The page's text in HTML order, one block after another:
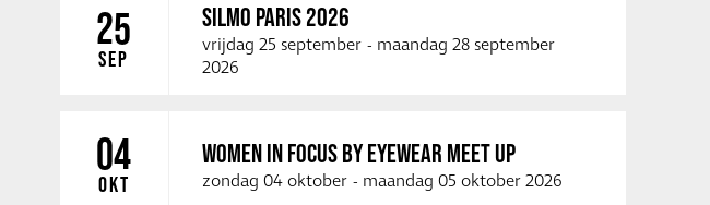
25
SEP
SILMO PARIS 2026
vrijdag 25 september - maandag 28 september
2026
04
OKT
WOMEN IN FOCUS BY EYEWEAR MEET UP
zondag 04 oktober - maandag 05 oktober 2026